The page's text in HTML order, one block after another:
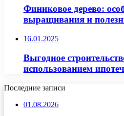
Финиковое дерево:
выращивания и
16.01.2025
Выгодное
использованием
Последние записи
01.08.2026